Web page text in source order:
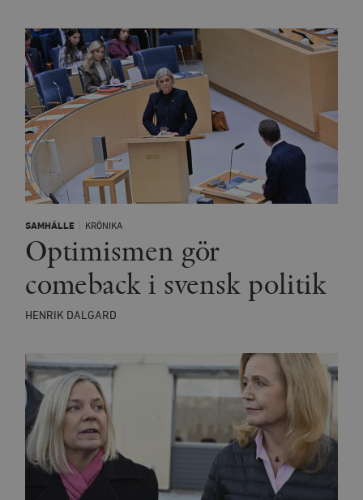
SAMHÄLLE KRÖNIKA
Optimismen gör
comeback i svensk politik
HENRIK DALGARD